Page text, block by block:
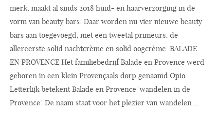
merk, maakt al sinds 2018 huid- en haarverzorging in de
vorm van beauty bars. Daar worden nu vier nieuwe beauty
bars aan toegevoegd, met een tweetal primeurs: de
allereerste solid nachtcrème en solid oogcrème. BALADE
EN PROVENCE Het familiebedrijf Balade en Provence werd
geboren in een klein Provençaals dorp genaamd Opio.
Letterlijk betekent Balade en Provence 'wandelen in de
Provence'. De naam staat voor het plezier van wandelen ...